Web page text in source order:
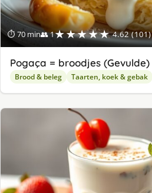
⏱ 70 min👥 1★★★★★ 4.62 (101)
Pogaça = broodjes (Gevulde)
Brood & beleg Taarten, koek & gebak